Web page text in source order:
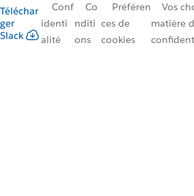
Téléchar
ger
Slack
Conf
identi
alité
Co
nditi
ons
Préféren
ces de
cookies
Vos
matière